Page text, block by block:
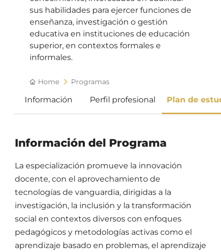
sus habilidades para ejercer funciones de
enseñanza, investigación o gestión
educativa en instituciones de educación
superior, en contextos formales e
informales.
Home Programas
Información Perfil profesional Plan de
Información del Programa
La especialización promueve la innovación
docente, con el aprovechamiento de
tecnologías de vanguardia, dirigidas a la
investigación, la inclusión y la transformación
social en contextos diversos con enfoques
pedagógicos y metodologías activas como el
aprendizaje basado en problemas, el aprendizaje